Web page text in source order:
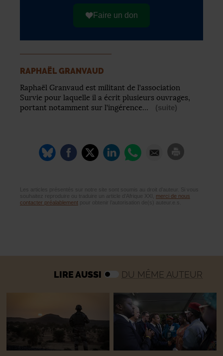
Faire un don
RAPHAËL GRANVAUD
Raphaël Granvaud est militant de l’association
Survie pour laquelle il a écrit plusieurs ouvrages,
portant notamment sur l’ingérence…
(suite)
Les articles présentés sur notre site sont soumis au droit d’auteur. Si vous
souhaitez reproduire ou traduire un article d’Afrique XXI, merci de nous
contacter préalablement pour obtenir l’autorisation de(s) auteur.e.s.
LIRE AUSSI DU MÊME AUTEUR